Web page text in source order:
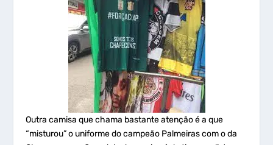
Outra camisa que chama bastante atenção é a que
“misturou” o uniforme do campeão Palmeiras com o da